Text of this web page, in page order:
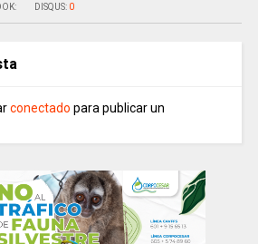
DISQUS: 0
conectado para publicar un